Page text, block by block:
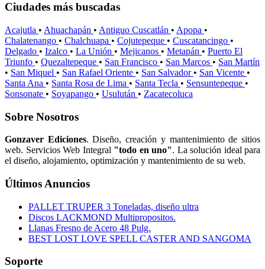
Ciudades más buscadas
Acajutla • Ahuachapán • Antiguo Cuscatlán • Apopa •
Chalatenango • Chalchuapa • Cojutepeque • Cuscatancingo •
Delgado • Izalco • La Unión • Mejicanos • Metapán • Puerto El
Triunfo • Quezaltepeque • San Francisco • San Marcos • San Martín
• San Miquel • San Rafael Oriente • San Salvador • San Vicente •
Santa Ana • Santa Rosa de Lima • Santa Tecla • Sensuntepeque •
Sonsonate • Soyapango • Usulután • Zacatecoluca
Sobre Nosotros
Gonzaver Ediciones. Diseño, creación y mantenimiento de sitios
web. Servicios Web Integral "todo en uno". La solución ideal para
el diseño, alojamiento, optimización y mantenimiento de su web.
Últimos Anuncios
PALLET TRUPER 3 Toneladas, diseño ultra
Discos LACKMOND Multipropositos.
Llanas Fresno de Acero 48 Pulg.
BEST LOST LOVE SPELL CASTER AND SANGOMA
Soporte